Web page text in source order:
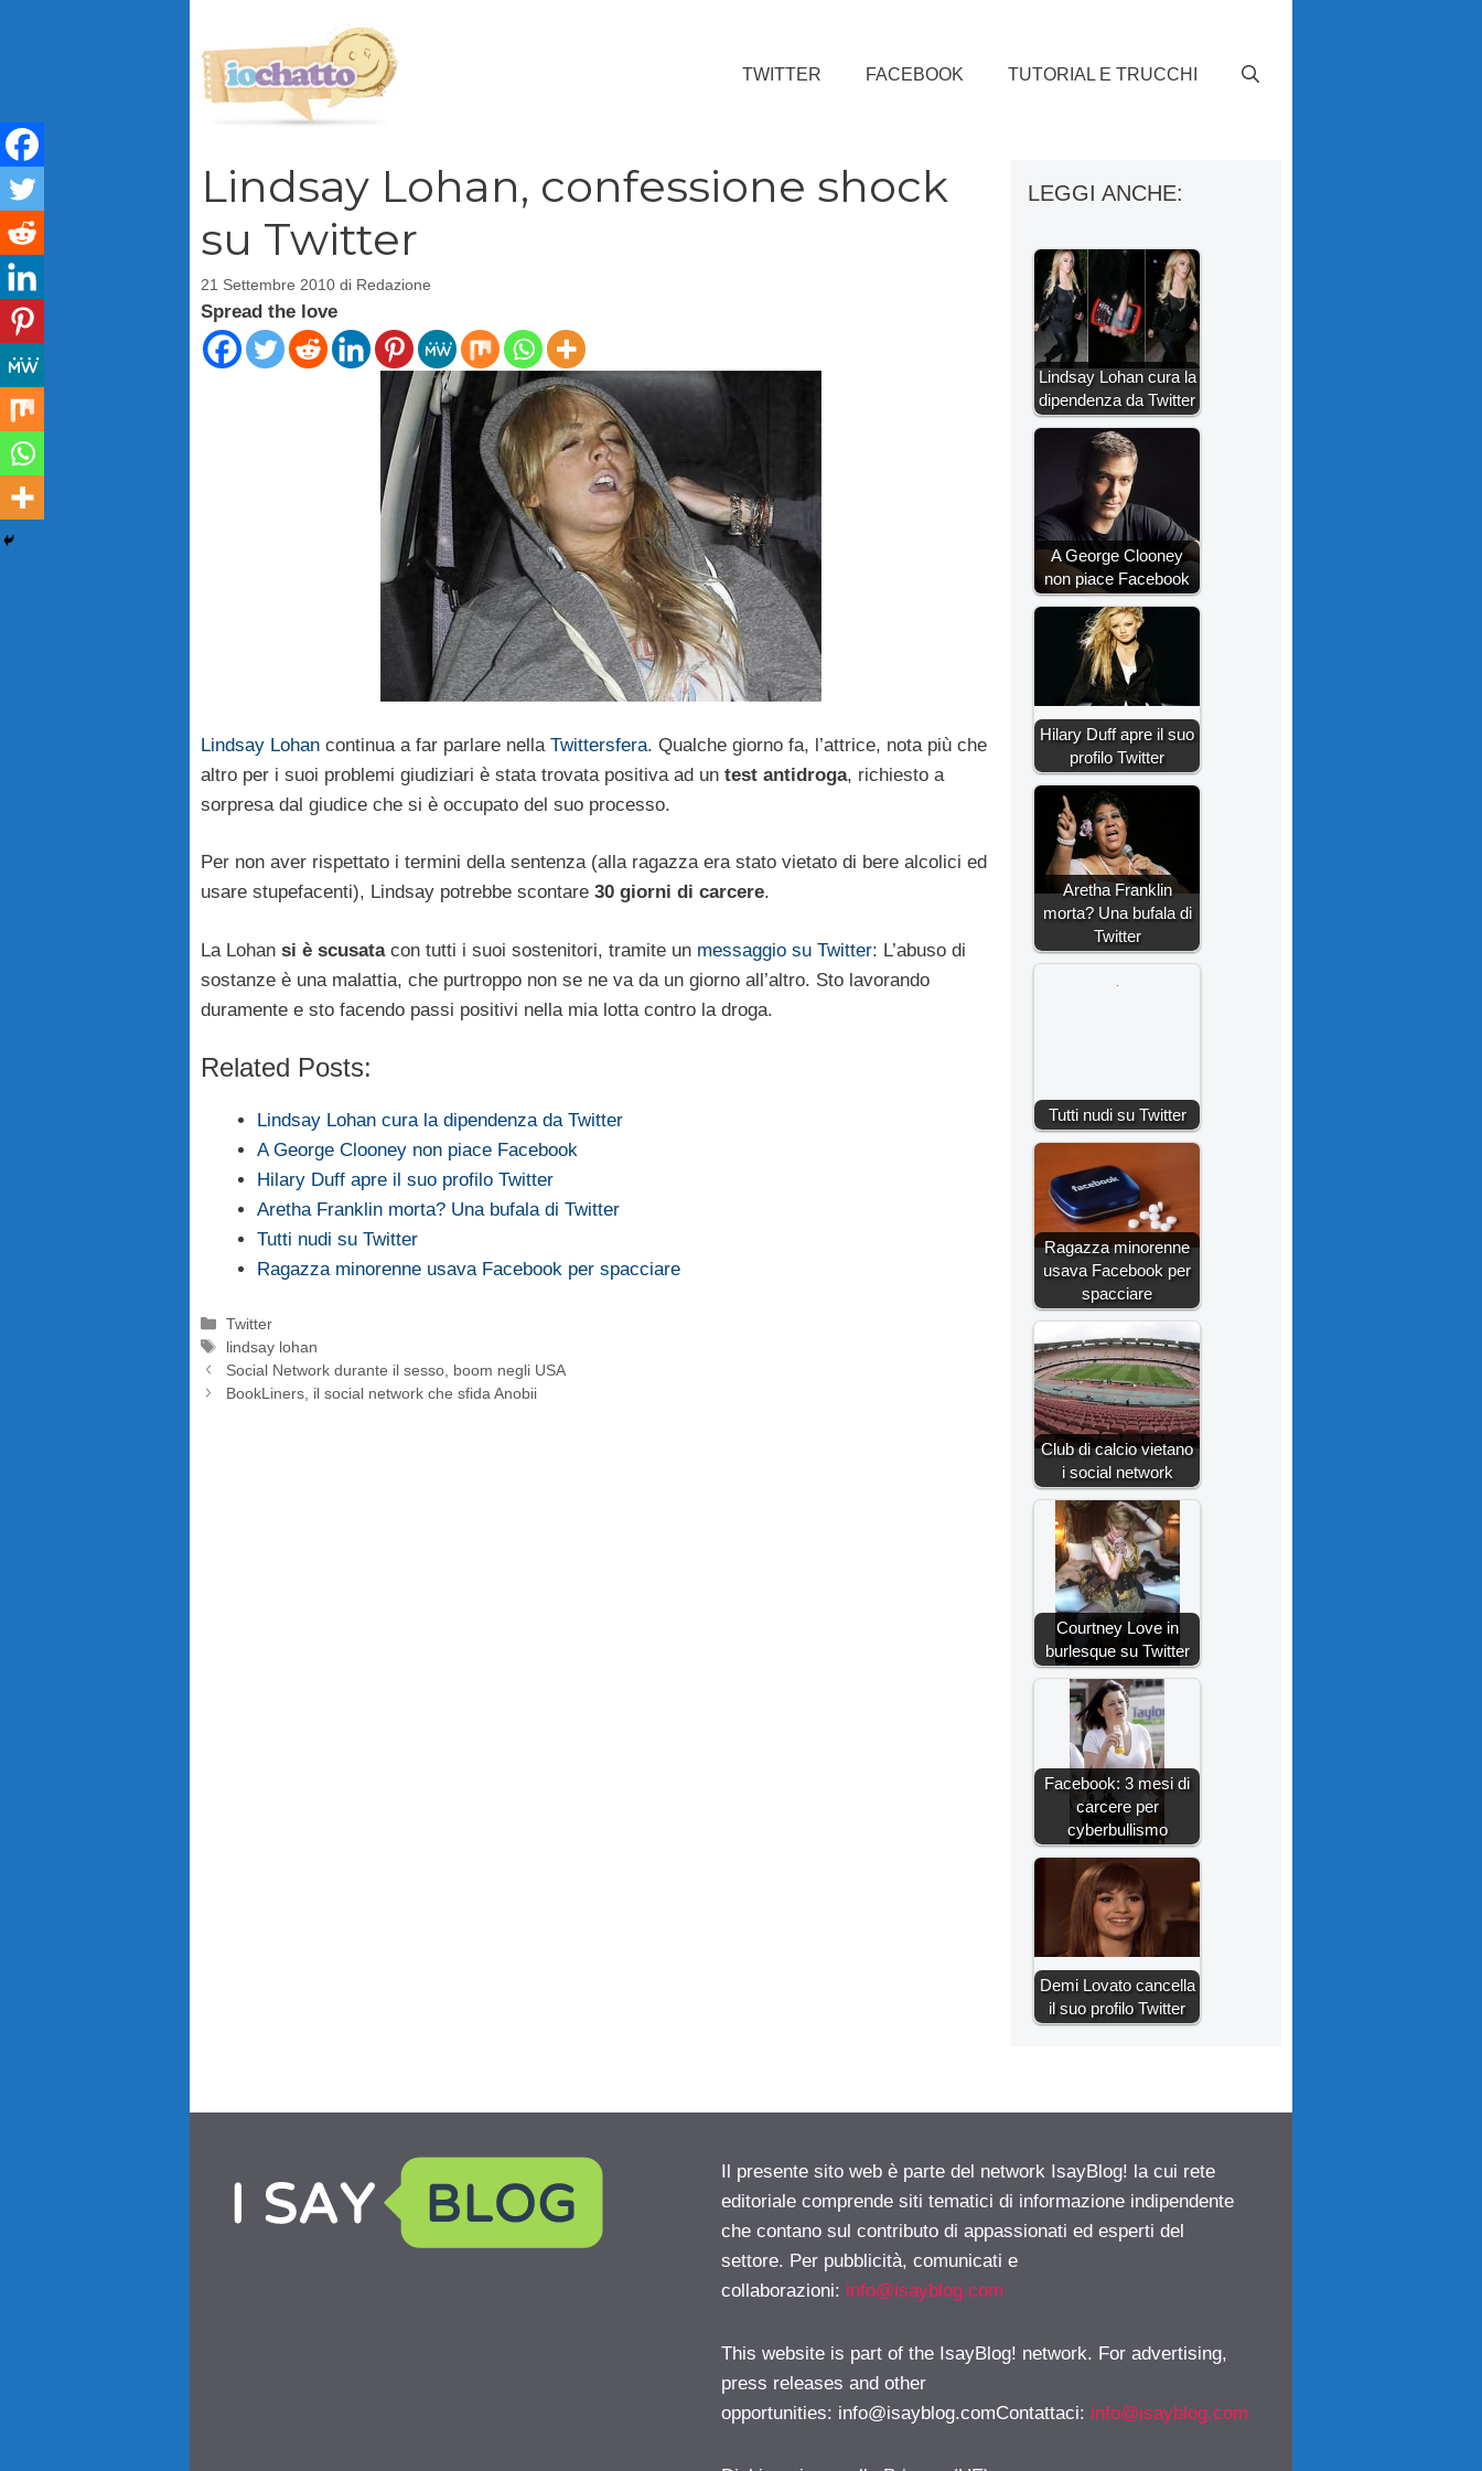
TWITTER FACEBOOK TUTORIAL E TRUCCHI
Lindsay Lohan, confessione shock
su Twitter
21 Settembre 2010 di Redazione
Spread the love
Lindsay Lohan continua a far parlare nella Twittersfera. Qualche giorno fa, l’attrice, nota più che
altro per i suoi problemi giudiziari è stata trovata positiva ad un test antidroga, richiesto a
sorpresa dal giudice che si è occupato del suo processo.
Per non aver rispettato i termini della sentenza (alla ragazza era stato vietato di bere alcolici ed
usare stupefacenti), Lindsay potrebbe scontare 30 giorni di carcere.
La Lohan si è scusatacon tutti i suoi sostenitori, tramite un messaggio su Twitter: L’abuso di
sostanze è una malattia, che purtroppo non se ne va da un giorno all’altro. Sto lavorando
duramente e sto facendo passi positivi nella mia lotta contro la droga.
Related Posts:
Lindsay Lohan cura la dipendenza da Twitter
A George Clooney non piace Facebook
Hilary Duff apre il suo profilo Twitter
Aretha Franklin morta? Una bufala di Twitter
Tutti nudi su Twitter
Ragazza minorenne usava Facebook per spacciare
Categorie
Twitter
Tag
lindsay lohan
Social Network durante il sesso, boom negli USA
BookLiners, il social network che sfida Anobii
LEGGI ANCHE:
Lindsay Lohan cura la
dipendenza da Twitter
A George Clooney
non piace Facebook
Hilary Duff apre il suo
profilo Twitter
Aretha Franklin
morta? Una bufala di
Twitter
Tutti nudi su Twitter
Ragazza minorenne
usava Facebook per
spacciare
Club di calcio vietano
i social network
Courtney Love in
burlesque su Twitter
Facebook: 3 mesi di
carcere per
cyberbullismo
Demi Lovato cancella
il suo profilo Twitter
Il presente sito web è parte del network IsayBlog! la cui rete
editoriale comprende siti tematici di informazione indipendente
che contano sul contributo di appassionati ed esperti del
settore. Per pubblicità, comunicati e
collaborazioni: info@isayblog.com
This website is part of the IsayBlog! network. For advertising,
press releases and other
opportunities: info@isayblog.comContattaci: info@isayblog.com